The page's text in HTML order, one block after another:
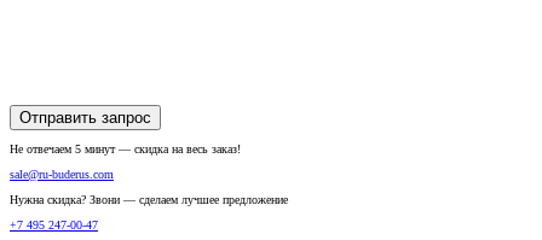
Отправить запрос
Не отвечаем 5 минут — скидка на весь заказ!
sale@ru-buderus.com
Нужна скидка? Звони — сделаем лучшее предложение
+7 495 247-00-47